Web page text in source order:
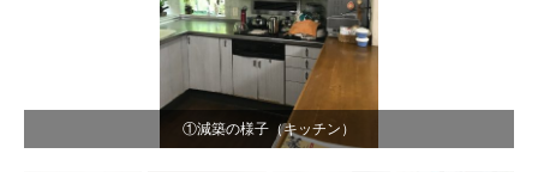
①減築の様子（キッチン）